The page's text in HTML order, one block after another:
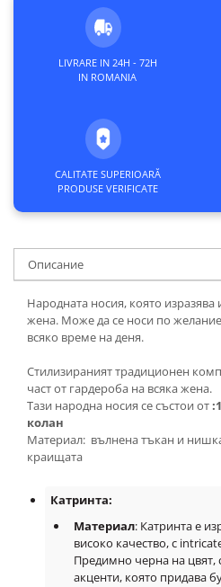
LIVRARE IN 24H - 72H
IN ROMANIA
CALITATE SUPERIOARĂ
PRODUSE VERIFICATE
Описание
Народната носия, която изразява
жена. Може да се носи по
всяко време на деня.
Стилизираният традиционен
част от гардероба на всяка жена.
Тази народна носия се състои от
колан
Материал: вълнена тъкан и
краищата
Катринта:
Материал: Катринта е
високо качество, с
Предимно черна на цвят,
акценти, която придава